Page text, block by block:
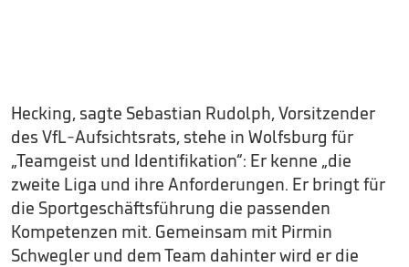
Hecking, sagte Sebastian Rudolph, Vorsitzender
des VfL-Aufsichtsrats, stehe in Wolfsburg für
„Teamgeist und Identifikation“: Er kenne „die
zweite Liga und ihre Anforderungen. Er bringt für
die Sportgeschäftsführung die passenden
Kompetenzen mit. Gemeinsam mit Pirmin
Schwegler und dem Team dahinter wird er die